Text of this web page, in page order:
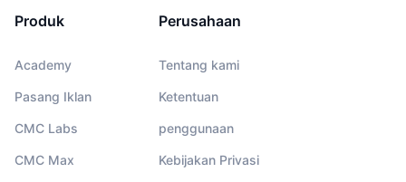
Produk
Academy
Pasang Iklan
CMC Labs
CMC Max
Perusahaan
Tentang kami
Ketentuan
penggunaan
Kebijakan Privasi